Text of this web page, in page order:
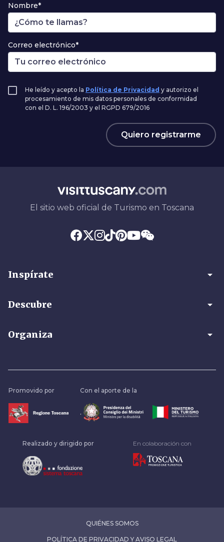
Nombre*
Correo electrónico*
He leído y acepto la Política de Privacidad y autorizo el
procesamiento de mis datos personales de conformidad
con el D. L. 196/2003 y el RGPD 679/2016
Quiero registrarme
El sitio web oficial de Turismo en Toscana
Inspírate arrow_drop_down
Descubre arrow_drop_down
Organiza arrow_drop_down
Promovido por Con el aporte de la
.
Realizado y dirigido por En colaboración con
QUIÉNES SOMOS
POLÍTICA DE PRIVACIDAD Y AVISO LEGAL